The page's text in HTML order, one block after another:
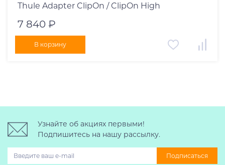
Thule Adapter ClipOn / ClipOn High
7 840 ₽
В корзину
Узнайте об акциях первыми!
Подпишитесь на нашу рассылку.
Подписаться